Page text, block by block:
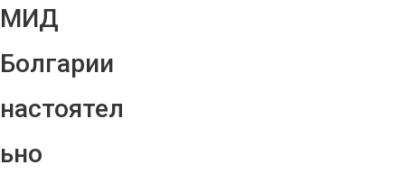
МИД
Болгарии
настоятел
ьно